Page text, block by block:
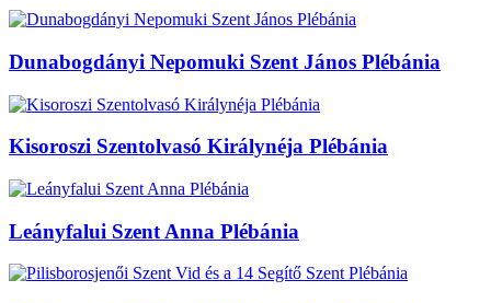
Dunabogdányi Nepomuki Szent János Plébánia
Kisoroszi Szentolvasó Királynéja Plébánia
Leányfalui Szent Anna Plébánia